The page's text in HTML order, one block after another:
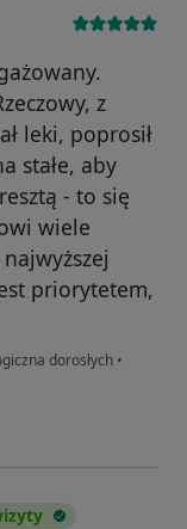
z
leki, poprosił
stałe, aby
- to się
wiele
priorytetem,
dorosłych •